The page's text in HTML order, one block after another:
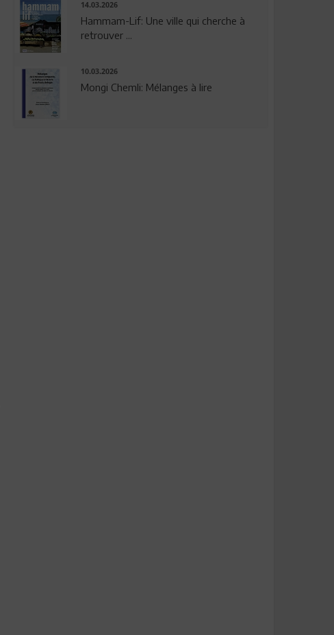
14.03.2026
Hammam-Lif: Une ville qui cherche à
retrouver ...
10.03.2026
Mongi Chemli: Mélanges à lire